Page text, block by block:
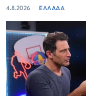
4.8.2026 ΕΛΛΑΔΑ